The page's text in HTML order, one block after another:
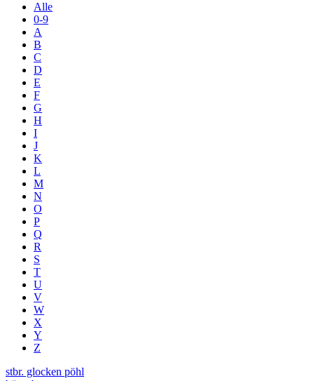
Alle
0-9
A
B
C
D
E
F
G
H
I
J
K
L
M
N
O
P
Q
R
S
T
U
V
W
X
Y
Z
stbr. glocken pöhl